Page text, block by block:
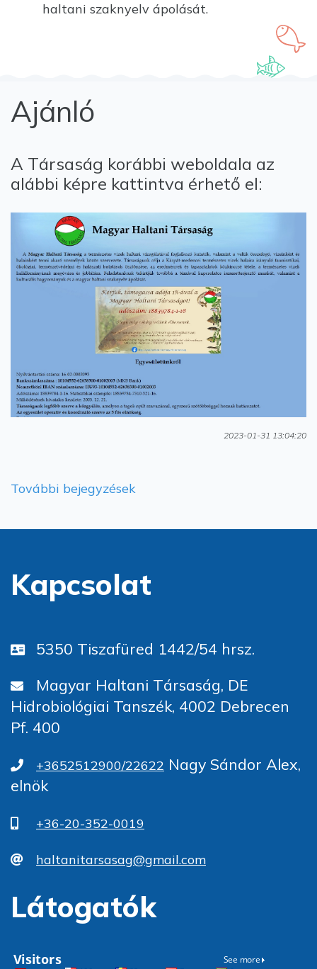
haltani szaknyelv ápolását.
Ajánló
A Társaság korábbi weboldala az
alábbi képre kattintva érhető el:
2023-01-31 13:04:20
További bejegyzések
Kapcsolat
5350 Tiszafüred 1442/54 hrsz.
Magyar Haltani Társaság, DE
Hidrobiológiai Tanszék, 4002 Debrecen
Pf. 400
+3652512900/22622 Nagy Sándor Alex,
elnök
+36-20-352-0019
haltanitarsasag@gmail.com
Látogatók